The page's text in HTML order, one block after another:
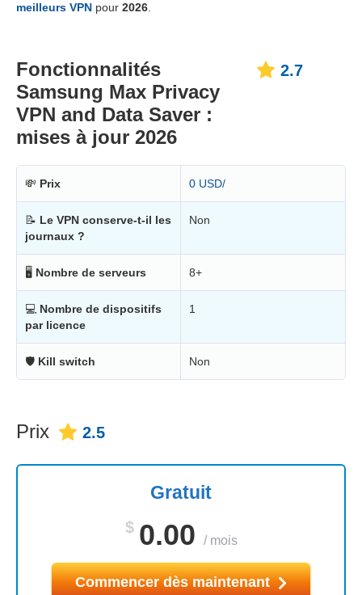
meilleurs VPN pour 2026.
Fonctionnalités
Samsung Max Privacy
VPN and Data Saver :
mises à jour 2026
2.7
💸 Prix 0 USD/
📝 Le VPN conserve-t-il les
journaux ?
Non
🖥 Nombre de serveurs 8+
💻 Nombre de dispositifs
par licence
1
🛡 Kill switch Non
Prix 2.5
Gratuit
$ 0.00 / mois
Commencer dès maintenant